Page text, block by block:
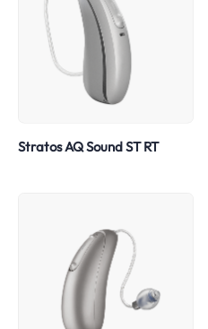
Stratos AQ Sound ST RT